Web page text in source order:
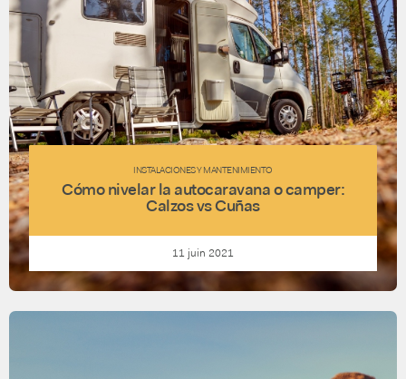
INSTALACIONES Y MANTENIMIENTO
Cómo nivelar la autocaravana o camper:
Calzos vs Cuñas
11 juin 2021